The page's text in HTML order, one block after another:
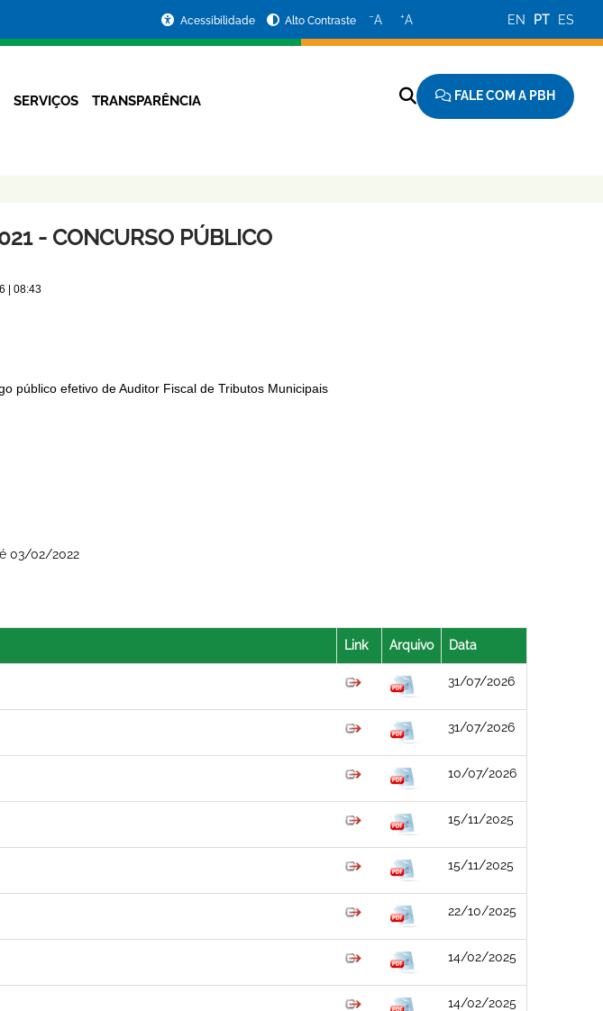
Acessibilidade Alto Contraste −A +A EN PT ES
SERVIÇOS TRANSPARÊNCIA FALE COM A PBH
- CONCURSO PÚBLICO
| 08:43
público efetivo de Auditor Fiscal de Tributos Municipais
03/02/2022
Link Arquivo Data
31/07/2026
31/07/2026
10/07/2026
15/11/2025
15/11/2025
22/10/2025
14/02/2025
14/02/2025